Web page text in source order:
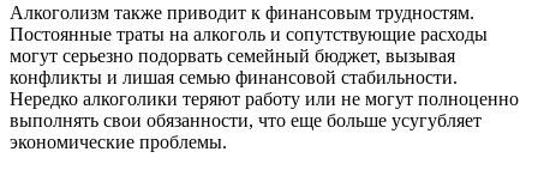
Алкоголизм также приводит к финансовым трудностям.
Постоянные траты на алкоголь и сопутствующие расходы
могут серьезно подорвать семейный бюджет, вызывая
конфликты и лишая семью финансовой стабильности.
Нередко алкоголики теряют работу или не могут полноценно
выполнять свои обязанности, что еще больше усугубляет
экономические проблемы.